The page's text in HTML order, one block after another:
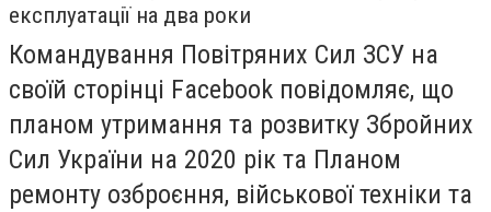
експлуатації на два роки
Командування Повітряних Сил ЗСУ на
своїй сторінці Facebook повідомляє, що
планом утримання та розвитку Збройних
Сил України на 2020 рік та Планом
ремонту озброєння, військової техніки та